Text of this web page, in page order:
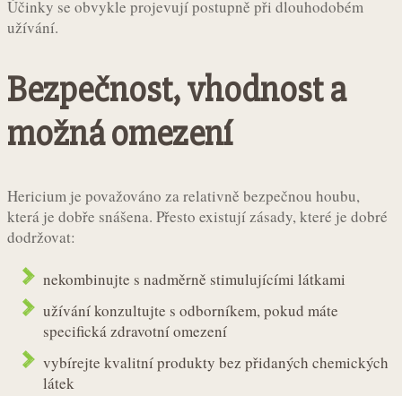
Účinky se obvykle projevují postupně při dlouhodobém
užívání.
Bezpečnost, vhodnost a
možná omezení
Hericium je považováno za relativně bezpečnou houbu,
která je dobře snášena. Přesto existují zásady, které je dobré
dodržovat:
nekombinujte s nadměrně stimulujícími látkami
užívání konzultujte s odborníkem, pokud máte
specifická zdravotní omezení
vybírejte kvalitní produkty bez přidaných chemických
látek